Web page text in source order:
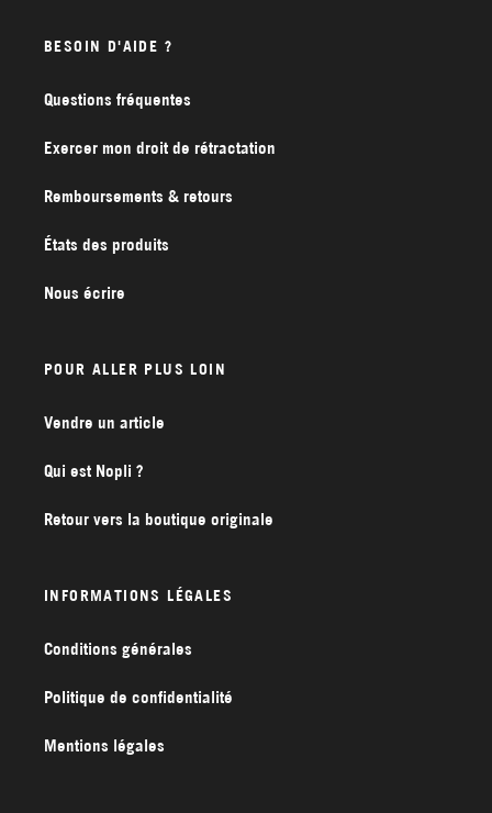
BESOIN D'AIDE ?
Questions fréquentes
Exercer mon droit de rétractation
Remboursements & retours
États des produits
Nous écrire
POUR ALLER PLUS LOIN
Vendre un article
Qui est Nopli ?
Retour vers la boutique originale
INFORMATIONS LÉGALES
Conditions générales
Politique de confidentialité
Mentions légales